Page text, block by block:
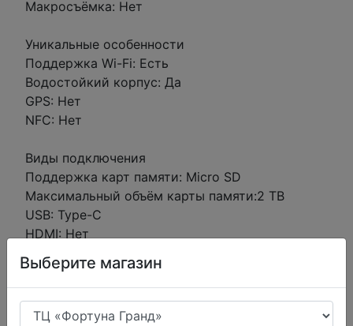
Выберите магазин
Макросъёмка: Нет
Уникальные особенности
Поддержка Wi-Fi: Есть
Водостойкий корпус: Да
GPS: Нет
NFC: Нет
Виды подключения
Поддержка карт памяти: Micro SD
Максимальный объём карты памяти:2 TB
USB: Type-C
HDMI: Нет